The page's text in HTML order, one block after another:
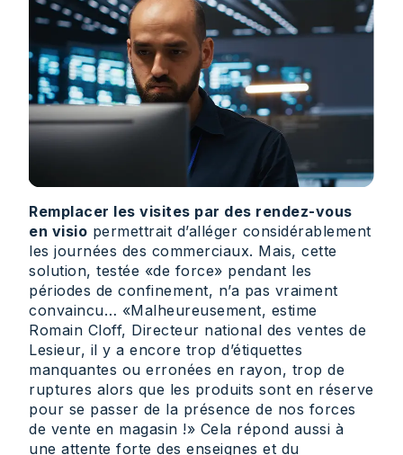
Remplacer les visites par des rendez-vous
en visio permettrait d’alléger considérablement
les journées des commerciaux. Mais, cette
solution, testée «de force» pendant les
périodes de confinement, n’a pas vraiment
convaincu… «Malheureusement, estime
Romain Cloff, Directeur national des ventes de
Lesieur, il y a encore trop d’étiquettes
manquantes ou erronées en rayon, trop de
ruptures alors que les produits sont en réserve
pour se passer de la présence de nos forces
de vente en magasin !» Cela répond aussi à
une attente forte des enseignes et du